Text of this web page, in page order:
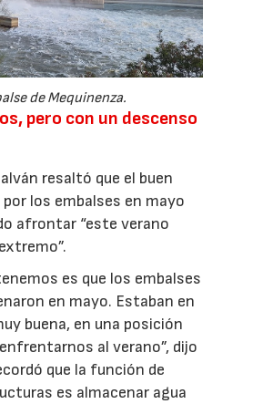
de Mequinenza.
pero con un descenso
resaltó que el buen
los embalses en mayo
afrontar “este verano
es que los embalses
en mayo. Estaban en
buena, en una posición
al verano”, dijo
que la función de
es almacenar agua